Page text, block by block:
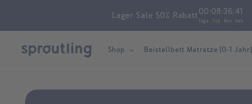
Lager Sale 50% Rabatt00
Tage
:08
Std
:36
Min
:40
Sek
Shop Beistellbett Matratze (0-1 Jahr)